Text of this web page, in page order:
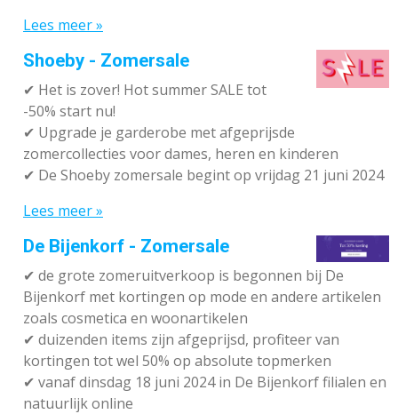
Lees meer »
Shoeby - Zomersale
✔ Het is zover! Hot summer SALE tot
-50% start nu!
✔ Upgrade je garderobe met afgeprijsde
zomercollecties voor dames, heren en kinderen
✔ De Shoeby zomersale begint op vrijdag 21 juni 2024
Lees meer »
De Bijenkorf - Zomersale
✔ de grote zomeruitverkoop is begonnen bij De
Bijenkorf met kortingen op mode en andere artikelen
zoals cosmetica en woonartikelen
✔ duizenden items zijn afgeprijsd, profiteer van
kortingen tot wel 50% op absolute topmerken
✔ vanaf dinsdag 18 juni 2024 in De Bijenkorf filialen en
natuurlijk online